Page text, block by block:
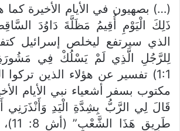
(…) بصهيون في الأيام الأخيرة
الذي سيرتفع ليخلص إسرائيل
لِلرَّجُلِ الَّذِي لَمْ يَسْلُكْ فِي مَشُورَةِ
1:1) تفسير عن هؤلاء الذين
مكتوب بسفر أشعياء نبي الأيام
قَالَ لِي الرَّبُّ بِشِدَّةِ الْيَدِ